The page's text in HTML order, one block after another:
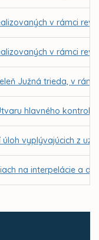
v rámci
v rámci
Južná trieda, v
hlavného
vyplývajúcich z
na interpelácie a